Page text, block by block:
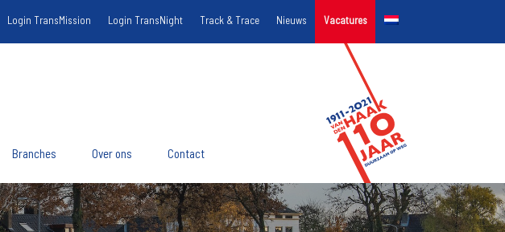
Login TransMission Login TransNight Track & Trace Nieuws Vacatures
Branches Over ons Contact